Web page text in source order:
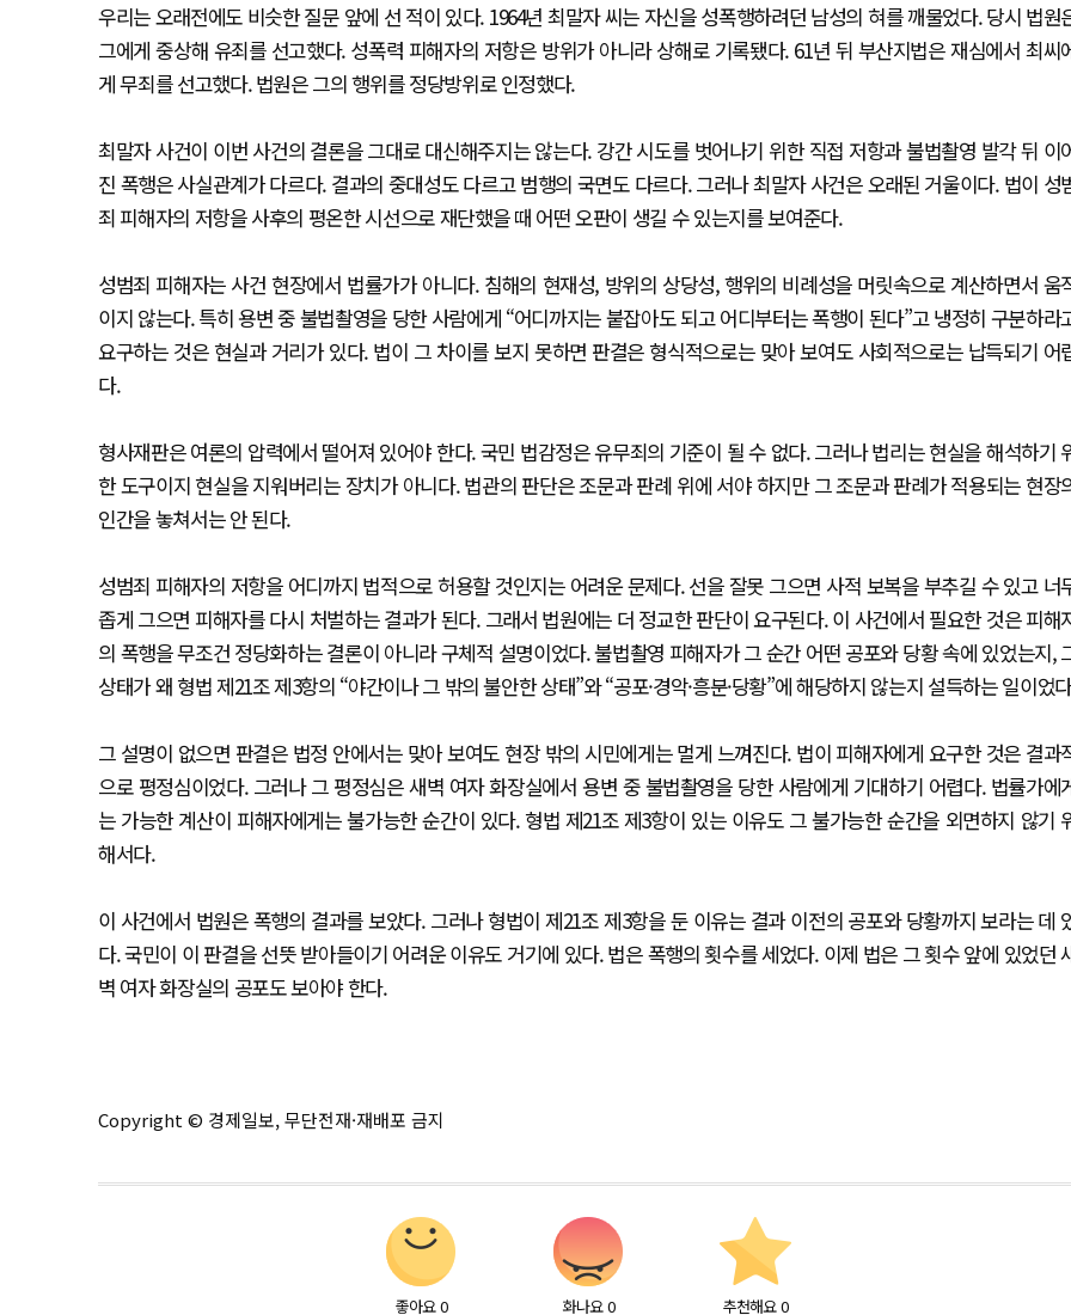
우리는 오래전에도 비슷한 질문 앞에 선 적이 있다. 1964년 최말자 씨는 자신을 성폭행하려던 남성의 혀를 깨물었다. 당시 법원
그에게 중상해 유죄를 선고했다. 성폭력 피해자의 저항은 방위가 아니라 상해로 기록됐다. 61년 뒤 부산지법은 재심에서 최씨
게 무죄를 선고했다. 법원은 그의 행위를 정당방위로 인정했다.
최말자 사건이 이번 사건의 결론을 그대로 대신해주지는 않는다. 강간 시도를 벗어나기 위한 직접 저항과 불법촬영 발각 뒤 이
진 폭행은 사실관계가 다르다. 결과의 중대성도 다르고 범행의 국면도 다르다. 그러나 최말자 사건은 오래된 거울이다. 법이 성
죄 피해자의 저항을 사후의 평온한 시선으로 재단했을 때 어떤 오판이 생길 수 있는지를 보여준다.
성범죄 피해자는 사건 현장에서 법률가가 아니다. 침해의 현재성, 방위의 상당성, 행위의 비례성을 머릿속으로 계산하면서 움
이지 않는다. 특히 용변 중 불법촬영을 당한 사람에게 “어디까지는 붙잡아도 되고 어디부터는 폭행이 된다”고 냉정히 구분하라
요구하는 것은 현실과 거리가 있다. 법이 그 차이를 보지 못하면 판결은 형식적으로는 맞아 보여도 사회적으로는 납득되기 어
다.
형사재판은 여론의 압력에서 떨어져 있어야 한다. 국민 법감정은 유무죄의 기준이 될 수 없다. 그러나 법리는 현실을 해석하기
한 도구이지 현실을 지워버리는 장치가 아니다. 법관의 판단은 조문과 판례 위에 서야 하지만 그 조문과 판례가 적용되는 현장
인간을 놓쳐서는 안 된다.
성범죄 피해자의 저항을 어디까지 법적으로 허용할 것인지는 어려운 문제다. 선을 잘못 그으면 사적 보복을 부추길 수 있고 너
좁게 그으면 피해자를 다시 처벌하는 결과가 된다. 그래서 법원에는 더 정교한 판단이 요구된다. 이 사건에서 필요한 것은 피해
의 폭행을 무조건 정당화하는 결론이 아니라 구체적 설명이었다. 불법촬영 피해자가 그 순간 어떤 공포와 당황 속에 있었는지,
상태가 왜 형법 제21조 제3항의 “야간이나 그 밖의 불안한 상태”와 “공포·경악·흥분·당황”에 해당하지 않는지 설득하는 일이었
그 설명이 없으면 판결은 법정 안에서는 맞아 보여도 현장 밖의 시민에게는 멀게 느껴진다. 법이 피해자에게 요구한 것은 결과
으로 평정심이었다. 그러나 그 평정심은 새벽 여자 화장실에서 용변 중 불법촬영을 당한 사람에게 기대하기 어렵다. 법률가에
는 가능한 계산이 피해자에게는 불가능한 순간이 있다. 형법 제21조 제3항이 있는 이유도 그 불가능한 순간을 외면하지 않기
해서다.
이 사건에서 법원은 폭행의 결과를 보았다. 그러나 형법이 제21조 제3항을 둔 이유는 결과 이전의 공포와 당황까지 보라는 데
다. 국민이 이 판결을 선뜻 받아들이기 어려운 이유도 거기에 있다. 법은 폭행의 횟수를 세었다. 이제 법은 그 횟수 앞에 있었던
벽 여자 화장실의 공포도 보아야 한다.
Copyright © 경제일보, 무단전재·재배포 금지
좋아요 0 화나요 0 추천해요 0